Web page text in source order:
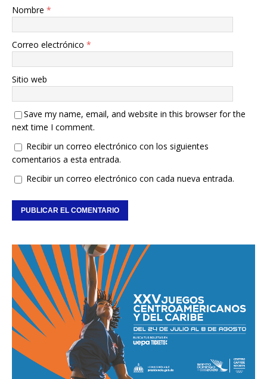
Nombre *
Correo electrónico *
Sitio web
Save my name, email, and website in this browser for the
next time I comment.
Recibir un correo electrónico con los siguientes
comentarios a esta entrada.
Recibir un correo electrónico con cada nueva entrada.